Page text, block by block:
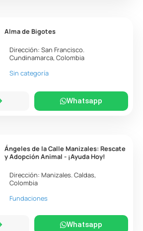
Alma de Bigotes
Dirección:San Francisco.
Cundinamarca,Colombia
Sin categoría
Whatsapp
Ángeles de la Calle Manizales: Rescate
y Adopción Animal - ¡Ayuda Hoy!
Dirección: Manizales.Caldas,
Colombia
Fundaciones
Whatsapp